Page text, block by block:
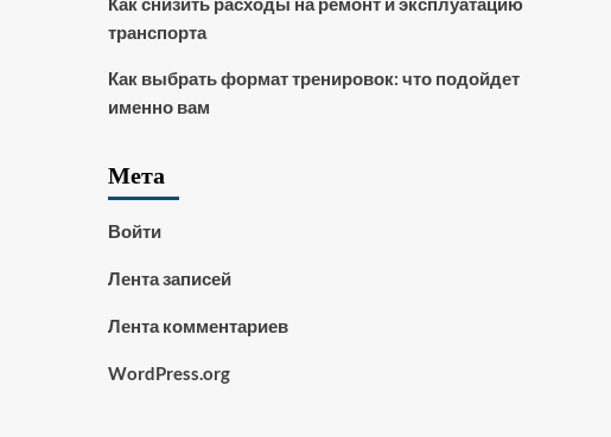
транспорта
Как выбрать формат тренировок: что подойдет
именно вам
Мета
Войти
Лента записей
Лента комментариев
WordPress.org